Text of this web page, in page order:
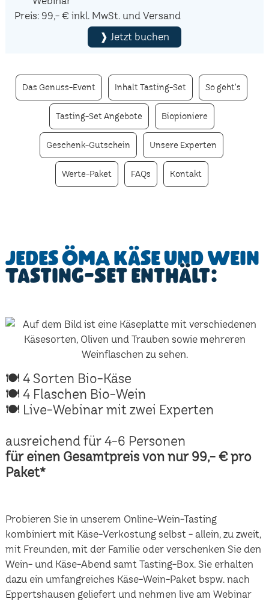
Preis: 99,- € inkl. MwSt. und Versand
❱ Jetzt buchen
Das Genuss-Event Inhalt Tasting-Set So geht's
Tasting-Set Angebote Biopioniere
Geschenk-Gutschein Unsere Experten
Werte-Paket FAQs Kontakt
Jedes ÖMA Käse und Wein
Tasting-Set enthält:
🍽 4 Sorten Bio-Käse
🍽 4 Flaschen Bio-Wein
🍽 Live-Webinar mit zwei Experten
ausreichend für 4-6 Personen
für einen Gesamtpreis von nur 99,- € pro
Paket*
Probieren Sie in unserem Online-Wein-Tasting
kombiniert mit Käse-Verkostung selbst - allein, zu zweit,
mit Freunden, mit der Familie oder verschenken Sie den
Wein- und Käse-Abend samt Tasting-Box. Sie erhalten
dazu ein umfangreiches Käse-Wein-Paket bspw. nach
Eppertshausen geliefert und nehmen live am Webinar